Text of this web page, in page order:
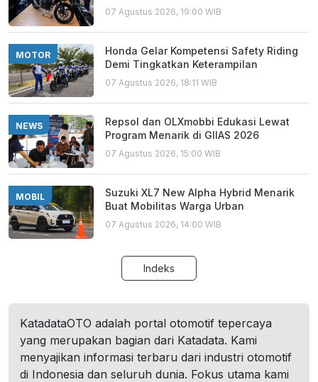
07 Agustus 2026, 19:00 WIB
MOTOR
Honda Gelar Kompetensi Safety Riding
Demi Tingkatkan Keterampilan
07 Agustus 2026, 18:11 WIB
NEWS
Repsol dan OLXmobbi Edukasi Lewat
Program Menarik di GIIAS 2026
07 Agustus 2026, 15:00 WIB
MOBIL
Suzuki XL7 New Alpha Hybrid Menarik
Buat Mobilitas Warga Urban
07 Agustus 2026, 14:00 WIB
Indeks
KatadataOTO adalah portal otomotif tepercaya
yang merupakan bagian dari Katadata. Kami
menyajikan informasi terbaru dari industri otomotif
di Indonesia dan seluruh dunia. Fokus utama kami